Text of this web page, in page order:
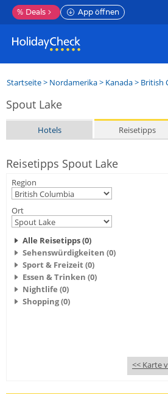
% Deals App öffnen
Startseite> Nordamerika> Kanada> British
Spout Lake
Hotels Reisetipps
Reisetipps Spout Lake
Region
Ort
Alle Reisetipps (0)
Sehenswürdigkeiten (0)
Sport & Freizeit (0)
Essen & Trinken (0)
Nightlife (0)
Shopping (0)
<< Karte